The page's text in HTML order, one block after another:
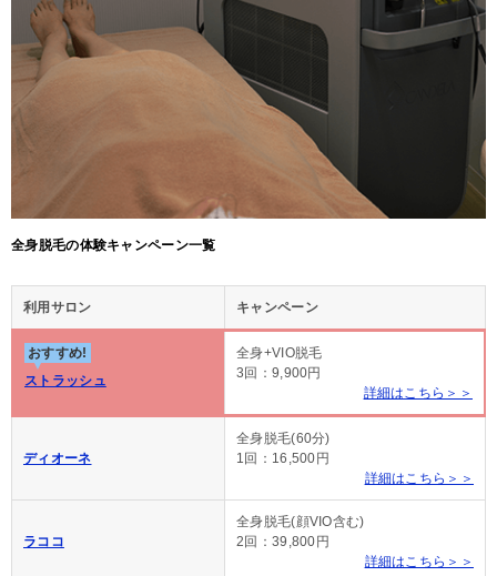
全身脱毛の体験キャンペーン一覧
利用サロン キャンペーン
おすすめ!
ストラッシュ
全身+VIO脱毛
3回：9,900円
詳細はこちら＞＞
ディオーネ
全身脱毛(60分)
1回：16,500円
詳細はこちら＞＞
ラココ
全身脱毛(顔VIO含む)
2回：39,800円
詳細はこちら＞＞